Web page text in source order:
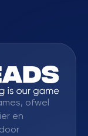
ofwel
en